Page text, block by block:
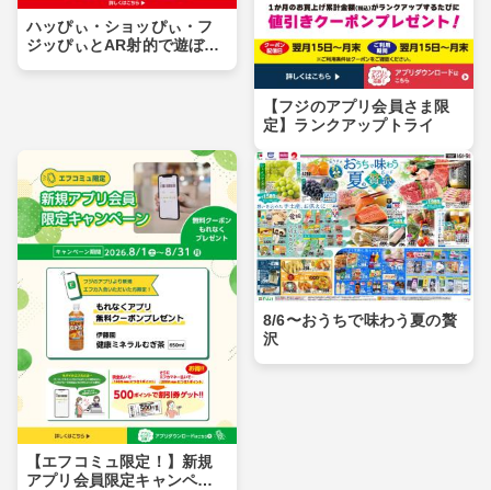
ハッぴぃ・ショッぴぃ・フ
ジッぴぃとAR射的で遊ぼ
【フジのアプリ会員さま限
定】ランクアップトライ
【エフコミュ限定！】新規
アプリ会員限定キャンペー
8/6〜おうちで味わう夏の贅
沢